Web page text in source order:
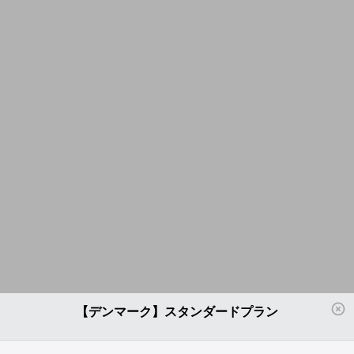
【デンマーク】スタンダードプラン